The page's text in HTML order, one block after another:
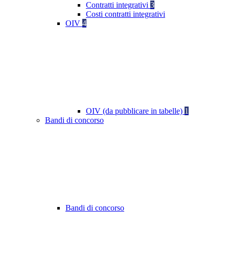
Contratti integrativi 3
Costi contratti integrativi
OIV 4
OIV (da pubblicare in tabelle) 1
Bandi di concorso
Bandi di concorso